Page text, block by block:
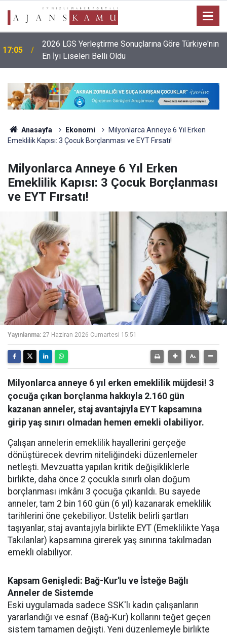
17:05
2026 LGS Yerleştirme Sonuçlarına Göre Türkiye'nin
En İyi Liseleri Belli Oldu
Anasayfa Ekonomi
Milyonlarca Anneye 6 Yıl Erken
Emeklilik Kapısı: 3 Çocuk Borçlanması ve EYT Fırsatı!
Milyonlarca Anneye 6 Yıl Erken
Emeklilik Kapısı: 3 Çocuk Borçlanması
ve EYT Fırsatı!
Yayınlanma: 27 Haziran 2026 Cumartesi 15:51
Milyonlarca anneye 6 yıl erken emeklilik müjdesi! 3
çocuğa çıkan borçlanma hakkıyla 2.160 gün
kazanan anneler, staj avantajıyla EYT kapsamına
girip yaş sınırı olmadan hemen emekli olabiliyor.
Çalışan annelerin emeklilik hayallerini gerçeğe
dönüştürecek devrim niteliğindeki düzenlemeler
netleşti. Mevzuatta yapılan kritik değişikliklerle
birlikte, daha önce 2 çocukla sınırlı olan doğum
borçlanması imkânı 3 çocuğa çıkarıldı. Bu sayede
anneler, tam 2 bin 160 gün (6 yıl) kazanarak emeklilik
tarihlerini öne çekebiliyor. Üstelik belirli şartları
taşıyanlar, staj avantajıyla birlikte EYT (Emeklilikte Yaşa
Takılanlar) kapsamına girerek yaş sınırına takılmadan
emekli olabiliyor.
Kapsam Genişledi: Bağ-Kur'lu ve İsteğe Bağlı
Anneler de Sistemde
Eski uygulamada sadece SSK'lı kadın çalışanların
yararlandığı ve esnaf (Bağ-Kur) kollarını teğet geçen
sistem tamamen değişti. Yeni düzenlemeyle birlikte